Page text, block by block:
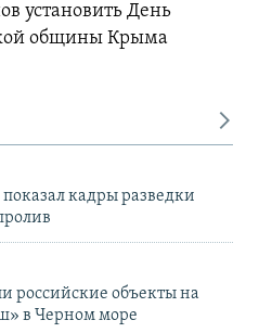
установить День
общины Крыма
кадры разведки
объекты на
в Черном море